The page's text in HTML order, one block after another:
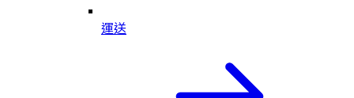
運送